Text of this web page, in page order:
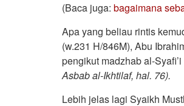
(Baca juga: bagaimana
Apa yang beliau rintis
(w.231 H/846M), Abu
pengikut madzhab al-
Asbab al-Ikhtilaf, hal. 76).
Lebih jelas lagi Syaikh